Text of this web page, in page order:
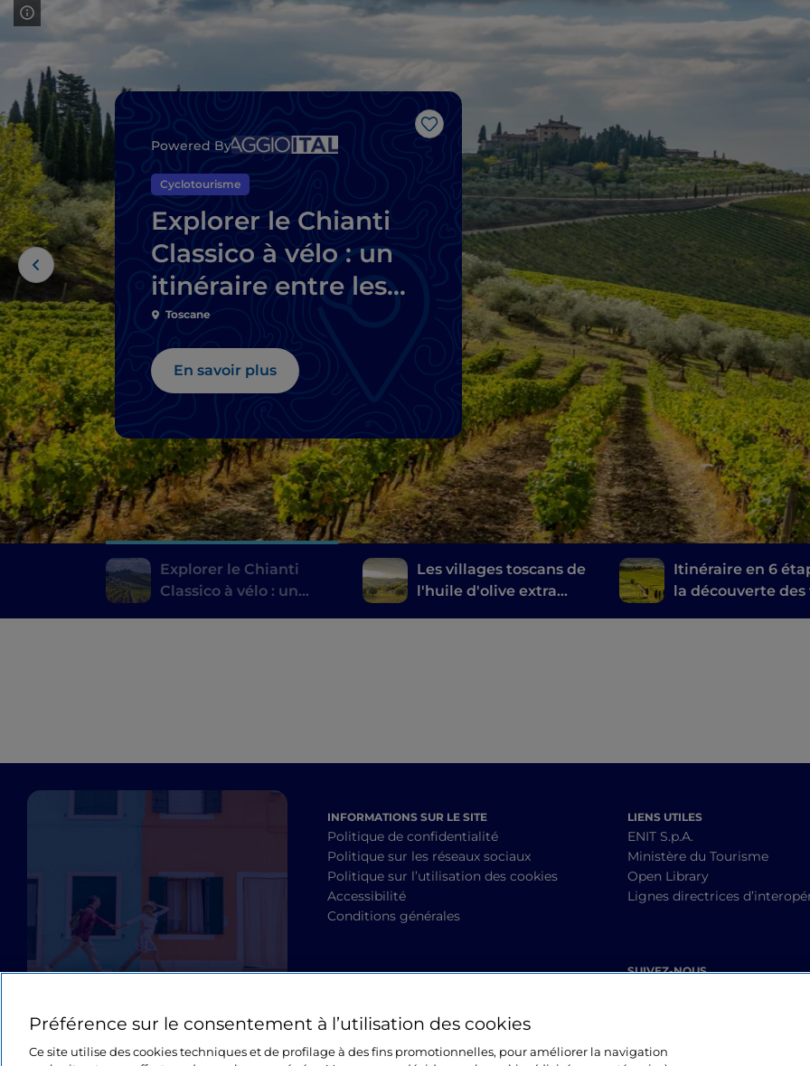
J’aime
Powered By
Cyclotourisme
Explorer le Chianti
Classico à vélo : un
itinéraire entre les
caves
Toscane
En savoir plus
Explorer le Chianti
Classico à vélo : un
Les villages toscans de
l'huile d'olive extra
Itinéraire en 6
la découverte des
INFORMATIONS SUR LE SITE
Politique de confidentialité
Politique sur les réseaux sociaux
Politique sur l’utilisation des cookies
Accessibilité
Conditions générales
LIENS UTILES
ENIT S.p.A.
Ministère du Tourisme
Open Library
Lignes directrices
SUIVEZ-NOUS
Préférence sur le consentement à l’utilisation des cookies
Ce site utilise des cookies techniques et de profilage à des fins promotionnelles, pour améliorer la navigation